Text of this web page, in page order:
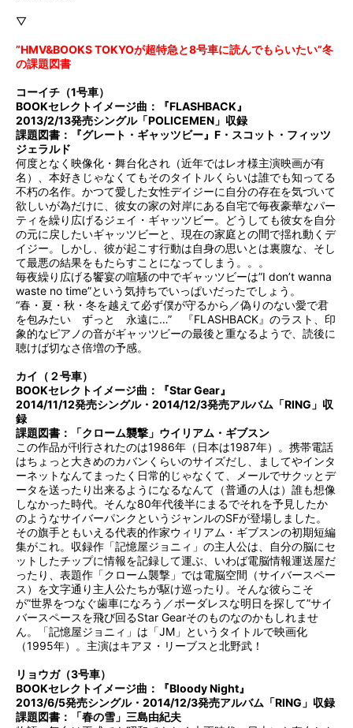
▽
”HMV&BOOKS TOKYOが超特急と8号車に読んでもらいたい”冬
の課題図書
コーイチ（1号車）
BOOKセレクトイメージ曲：『FLASHBACK』
2013/2/13発売シングル「POLICEMEN」収録
課題図書：『グレート・ギャッツビー』F・スコット・フィッツ
ジェラルド
何度となく映像化・舞台化され（近年ではレオ様主演映画が有
名）、本好きじゃなくてもそのタイトルくらいは誰でも知ってる
不朽の名作。かつて愛した女性デイジーに自分の存在を気づいて
欲しいが為だけに、彼女の家の対岸にある自宅で毎夜豪華なパー
ティを繰り広げるジェイ・ギャッツビー。どうしても彼女を自分
の元に戻したいギャッツビーと、現在の家庭との間で揺れ動くデ
イジー。しかし、彼が起こす行動は自身の思いとは裏腹な、そし
て最悪の結果をもたらすことになってしまう。。。
毎夜繰り広げる饗宴の喧騒の中でギャッツビーは”I don’t wanna
waste no time”という気持ちでいっぱいだったでしょう。
“春・夏・秋・冬を越えて必ず僕が守るから／偽りのない愛で君
を包みたい ずっと 永遠に…” 『FLASHBACK』のラスト、印
象的なピアノの音がギャッツビーの最後と重なるようで、読後に
聴けば切なさ倍増の予感。
カイ（２号車）
BOOKセレクトイメージ曲：『Star Gear』
2014/11/12発売シングル・2014/12/3発売アルバム「RING」収
録
課題図書：「クローム襲撃」ウイリアム・ギブスン
この作品が刊行されたのは1986年（日本は1987年）。携帯電話
はちょっと大きめのカバンくらいのサイズだし、ましてやインタ
ーネットなんてまったく日常的じゃなくて、メールでサクッとデ
ータを送ったり出来るようになるなんて（普通の人は）誰も想像
しなかった時代。そんな80年代後半にまるでそれを予見したか
のようなサイバーパンクというジャンルのSFが登場しました。
その旗手ともいえる代表的作家ウィリアム・ギブスンの初期短編
集がこれ。収録作「記憶屋ジョニィ」の主人公は、自分の脳にセ
ットしたチップに情報を記録して運ぶ、いわば電脳情報運送屋だ
ったり、表題作「クローム襲撃」では電脳空間（サイバースペー
ス）を文字通り主人公たちが駆け巡ったり。そんな彼らこそ
が”世界をつなぐ歯車になろう／ボーダレスな明日を探して”サイ
バースペースを飛び回るStar Gearそのものなのかもしれませ
ん。「記憶屋ジョニィ」は「JM」というタイトルで映画化
（1995年）。主演はキアヌ・リーブスと北野武！
リョウガ（3号車）
BOOKセレクトイメージ曲：『Bloody Night』
2013/6/5発売シングル・2014/12/3発売アルバム「RING」収録
課題図書：「春の雪」三島由紀夫